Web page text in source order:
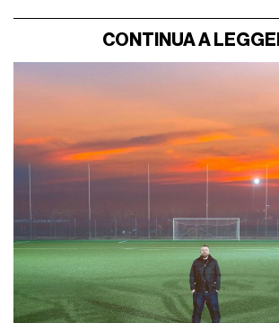
CONTINUA A